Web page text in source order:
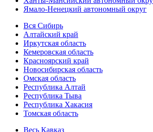
Ямало-Ненецкий автономный округ
Вся Сибирь
Алтайский край
Иркутская область
Кемеровская область
Красноярский край
Новосибирская область
Омская область
Республика Алтай
Республика Тыва
Республика Хакасия
Томская область
Весь Кавказ